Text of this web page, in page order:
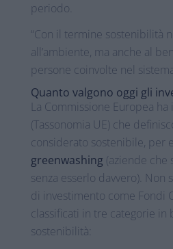
periodo.
“Con il termine sostenibilità
all’ambiente, ma anche al
persone coinvolte nel
Quanto valgono oggi gli
La Commissione Europea
(Tassonomia UE) che
considerato sostenibile, per
greenwashing (aziende che
senza esserlo davvero). Non
di investimento come Fondi
classificati in tre categorie in
sostenibilità: